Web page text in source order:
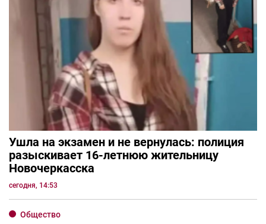
Ушла на экзамен и не вернулась: полиция
разыскивает 16-летнюю жительницу
Новочеркасска
сегодня, 14:53
Общество